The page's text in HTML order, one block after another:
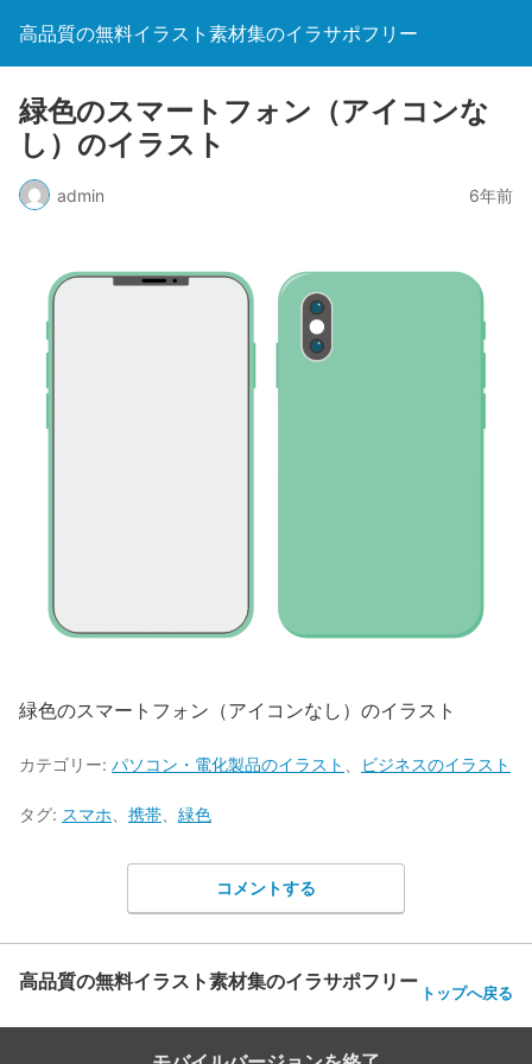
高品質の無料イラスト素材集のイラサポフリー
緑色のスマートフォン（アイコンな
し）のイラスト
admin 6年前
緑色のスマートフォン（アイコンなし）のイラスト
カテゴリー: パソコン・電化製品のイラスト ビジネスのイラスト
タグ: スマホ 携帯 緑色
コメントする
高品質の無料イラスト素材集のイラサポフリー トップへ戻る